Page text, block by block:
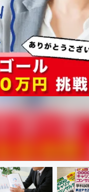
CAMPFIRE for Social Good
CAMPFIREふるさと納税